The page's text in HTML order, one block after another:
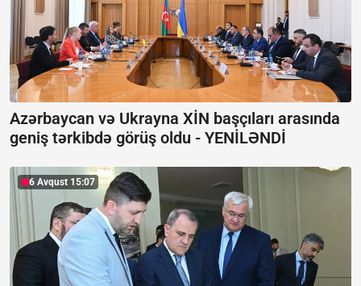
Azərbaycan və Ukrayna XİN başçıları arasında
geniş tərkibdə görüş oldu - YENİLƏNDİ
6 Avqust 15:07